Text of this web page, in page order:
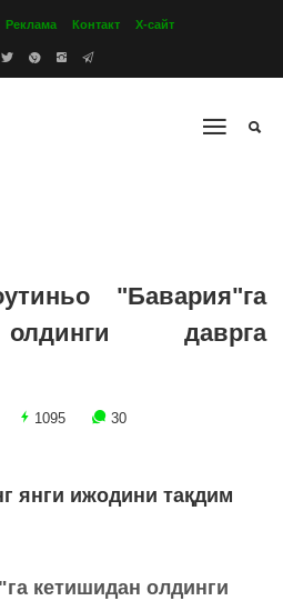
Реклама Контакт Х-сайт
"Бавария"га
даврга
1095 30
янги ижодини тақдим
кетишидан олдинги